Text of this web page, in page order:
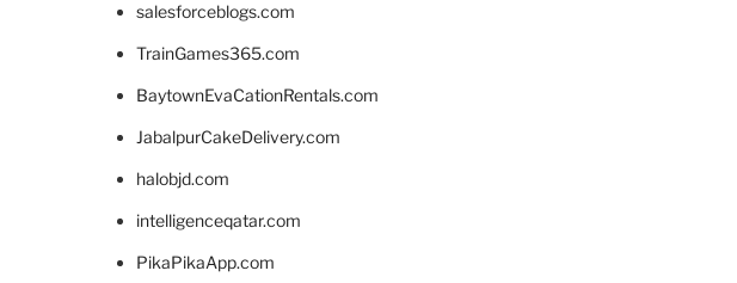
salesforceblogs.com
TrainGames365.com
BaytownEvaCationRentals.com
JabalpurCakeDelivery.com
halobjd.com
intelligenceqatar.com
PikaPikaApp.com